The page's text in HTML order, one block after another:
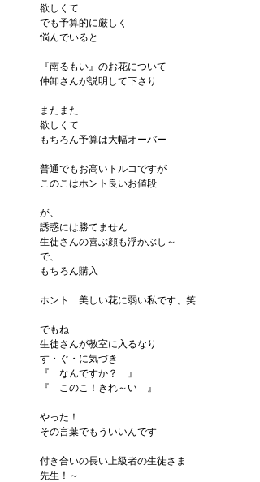
欲しくて
でも予算的に厳しく
悩んでいると
『南るもい』のお花について
仲卸さんが説明して下さり
またまた
欲しくて
もちろん予算は大幅オーバー
普通でもお高いトルコですが
このこはホント良いお値段
が、
誘惑には勝てません
生徒さんの喜ぶ顔も浮かぶし～
で、
もちろん購入
ホント…美しい花に弱い私です、笑
でもね
生徒さんが教室に入るなり
す・ぐ・に気づき
『　なんですか？　』
『　このこ！きれ～い　』
やった！
その言葉でもういいんです
付き合いの長い上級者の生徒さま
先生！～